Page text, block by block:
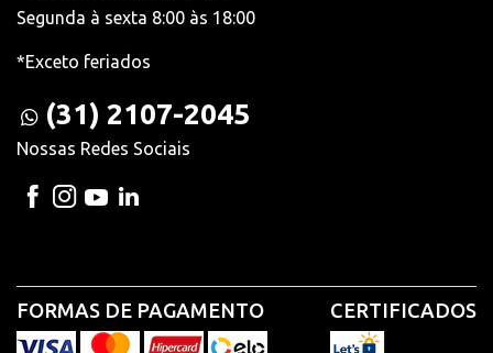
Segunda à sexta 8:00 às 18:00
*Exceto feriados
(31) 2107-2045
Nossas Redes Sociais
FORMAS DE PAGAMENTO CERTIFICADOS